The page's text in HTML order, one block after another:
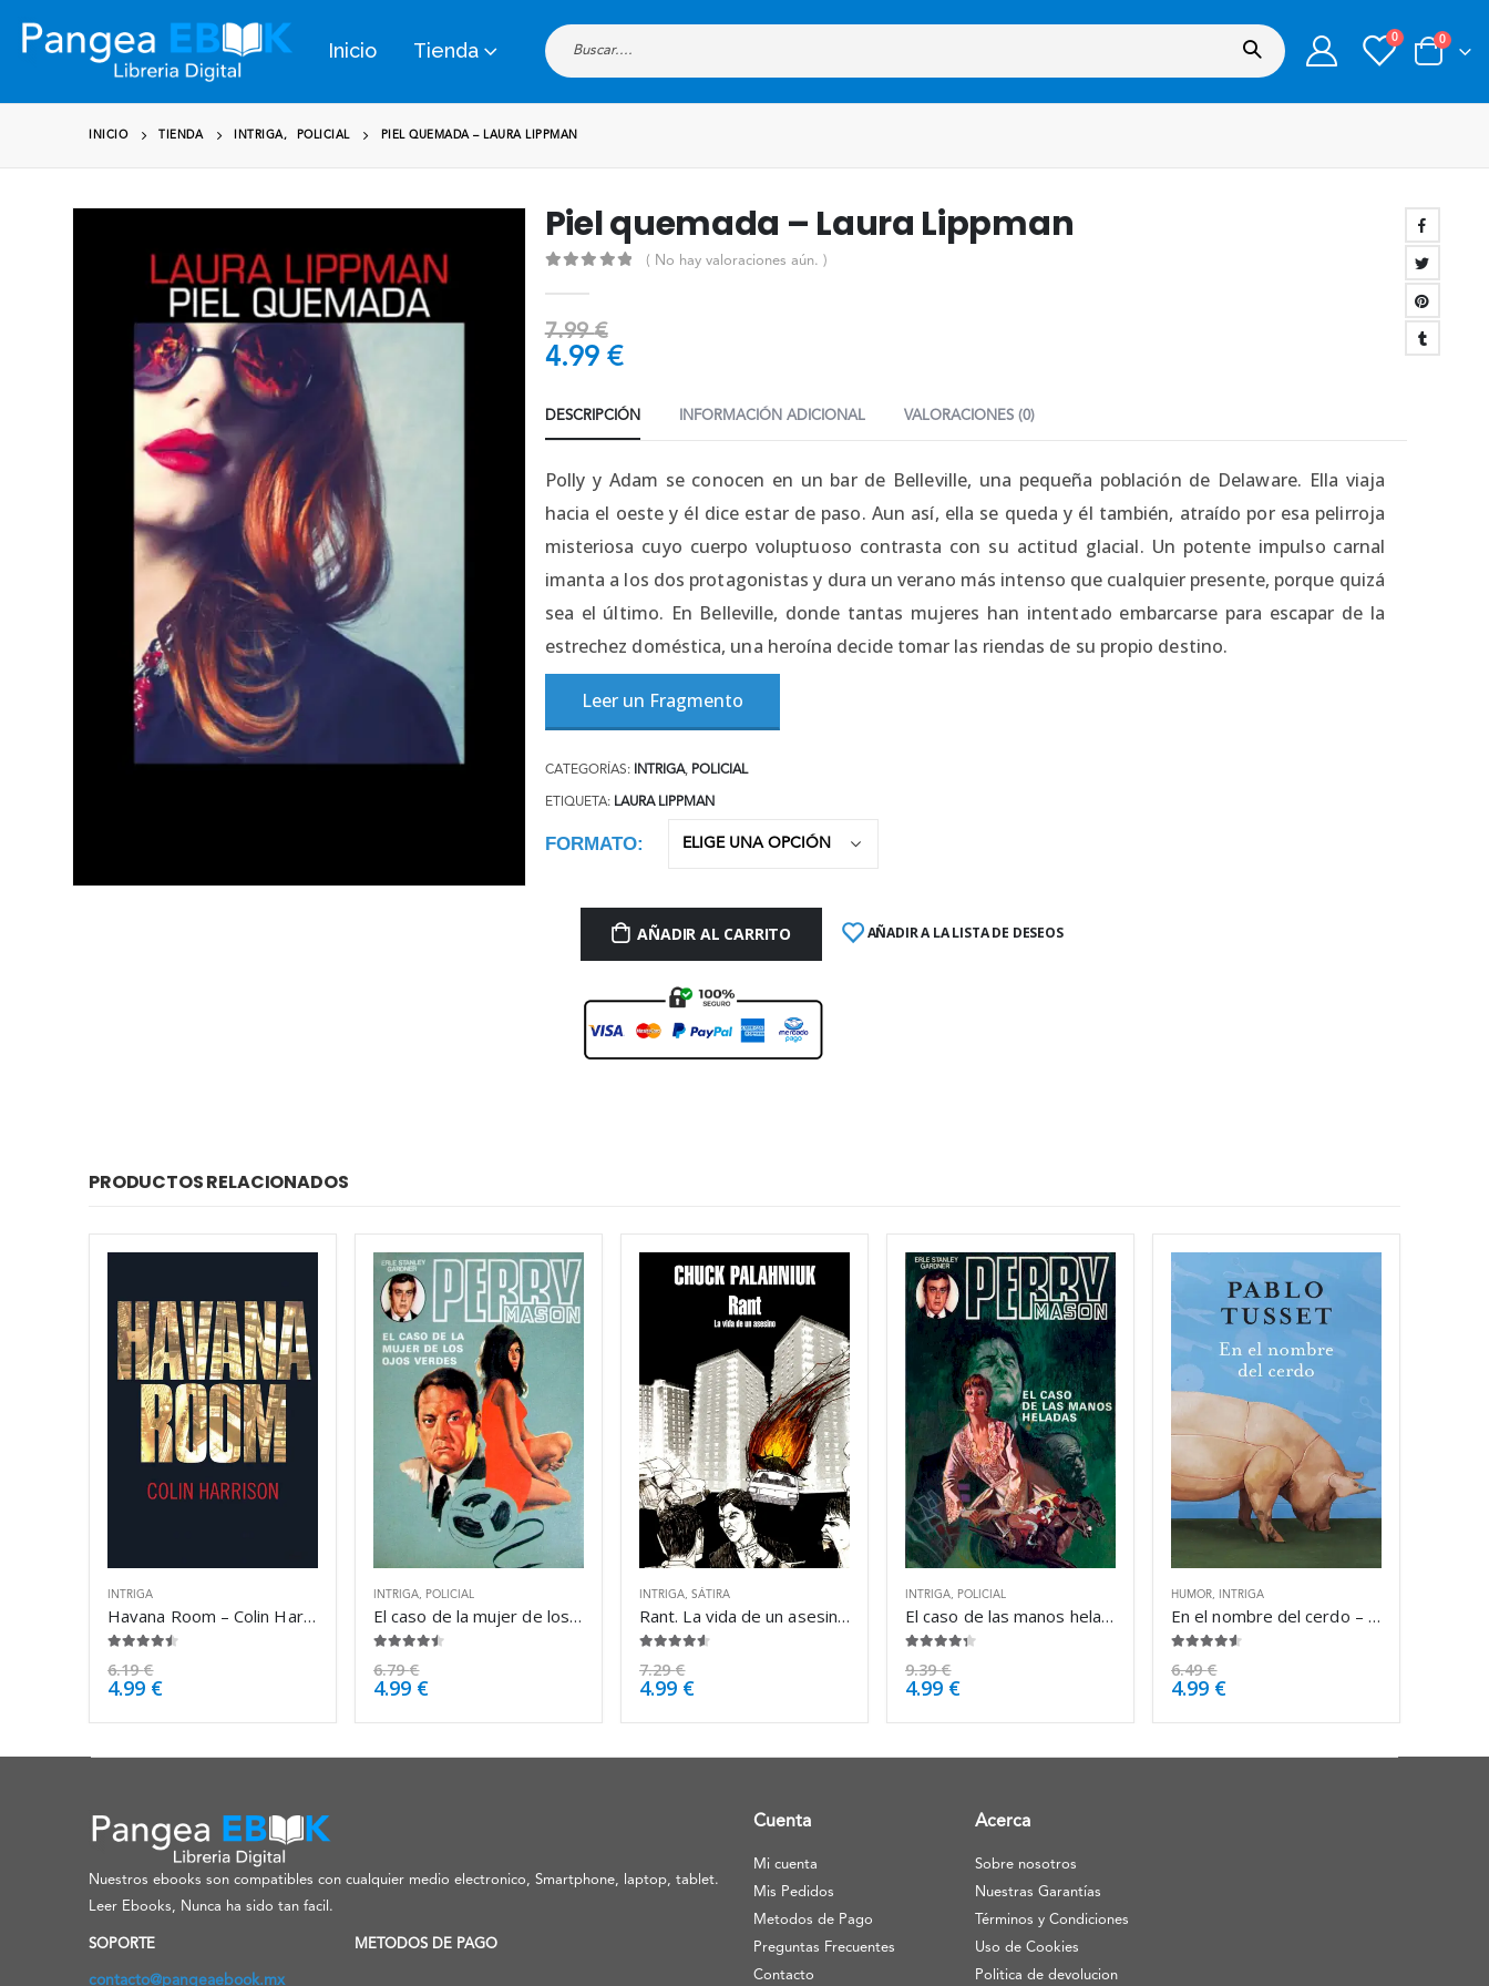
Inicio Tienda
0 0
INICIO TIENDA INTRIGA , POLICIAL PIEL QUEMADA – LAURA LIPPMAN
Piel quemada – Laura Lippman
( No hay valoraciones aún. )
7.99€
4.99 €
DESCRIPCIÓN INFORMACIÓN ADICIONAL VALORACIONES (0)
Polly y Adam se conocen en un bar de Belleville, una pequeña población de Delaware. Ella viaja
hacia el oeste y él dice estar de paso. Aun así, ella se queda y él también, atraído por esa pelirroja
misteriosa cuyo cuerpo voluptuoso contrasta con su actitud glacial. Un potente impulso carnal
imanta a los dos protagonistas y dura un verano más intenso que cualquier presente, porque quizá
sea el último. En Belleville, donde tantas mujeres han intentado embarcarse para escapar de la
estrechez doméstica, una heroína decide tomar las riendas de su propio destino.
Leer un Fragmento
CATEGORÍAS: INTRIGA, POLICIAL
ETIQUETA: LAURA LIPPMAN
FORMATO
AÑADIR AL CARRITO AÑADIR A LA LISTA DE DESEOS
PRODUCTOS RELACIONADOS
INTRIGA
Havana Room – Colin Harrison
6.19€
4.99 €
INTRIGA POLICIAL
El caso de la mujer de los ojos verdes – Erle Stanley Gardner
6.79€
4.99 €
INTRIGA SÁTIRA
Rant. La vida de un asesino – Chuck Palahniuk
7.29€
4.99 €
INTRIGA POLICIAL
El caso de las manos heladas – Erle Stanley Gardner
9.39€
4.99 €
HUMOR INTRIGA
En el nombre del cerdo – Pablo Tusset
6.49€
4.99 €
Nuestros ebooks son compatibles con cualquier medio electronico, Smartphone, laptop, tablet.
Leer Ebooks, Nunca ha sido tan facil.
SOPORTE
contacto@pangeaebook.mx
METODOS DE PAGO
Cuenta
Mi cuenta
Mis Pedidos
Metodos de Pago
Preguntas Frecuentes
Contacto
Acerca
Sobre nosotros
Nuestras Garantías
Términos y Condiciones
Uso de Cookies
Politica de devolucion